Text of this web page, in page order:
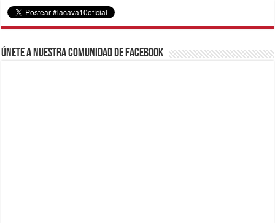
Únete a nuestra comunidad de Facebook